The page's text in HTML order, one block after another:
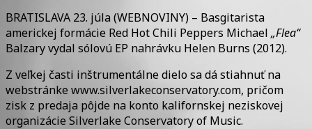
EP
BRATISLAVA 23. júla (WEBNOVINY) – Basgitarista
americkej formácie Red Hot Chili Peppers Michael „Flea“
Balzary vydal sólovú EP nahrávku Helen Burns (2012).
Z veľkej časti inštrumentálne dielo sa dá stiahnuť na
webstránke www.silverlakeconservatory.com, pričom
zisk z predaja pôjde na konto kalifornskej neziskovej
organizácie Silverlake Conservatory of Music.